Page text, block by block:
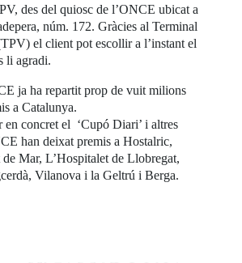
des del quiosc de l’ONCE ubicat a
núm. 172. Gràcies al Terminal
el client pot escollir a l’instant el
li agradi.
ja ha repartit prop de vuit milions
a Catalunya.
en concret el ‘Cupó Diari’ i altres
han deixat premis a Hostalric,
Mar, L’Hospitalet de Llobregat,
Vilanova i la Geltrú i Berga.